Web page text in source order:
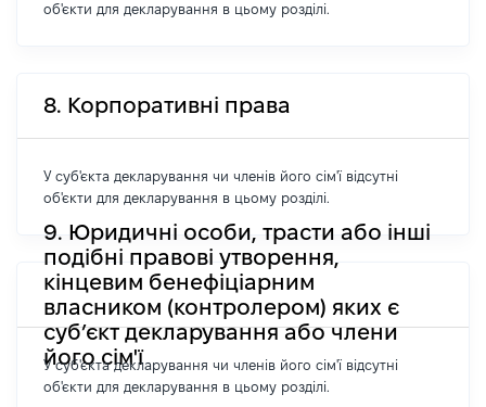
об'єкти для декларування в цьому розділі.
8. Корпоративні права
У суб'єкта декларування чи членів його сім'ї відсутні
об'єкти для декларування в цьому розділі.
9. Юридичні особи, трасти або інші
подібні правові утворення,
кінцевим бенефіціарним
власником (контролером) яких є
суб’єкт декларування або члени
його сім'ї
У суб'єкта декларування чи членів його сім'ї відсутні
об'єкти для декларування в цьому розділі.